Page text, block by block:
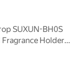
SUXUN-BH0S
Holder